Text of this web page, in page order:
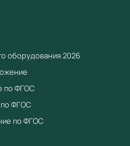
от 28.11.2024 к
учреждений.
№ 838
по 44-ФЗ для продукции
(ПП РФ № 719, ПП РФ №
оборудования 2026
по ФГОС
ФГОС
по ФГОС